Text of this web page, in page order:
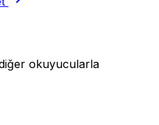
okuyucularla